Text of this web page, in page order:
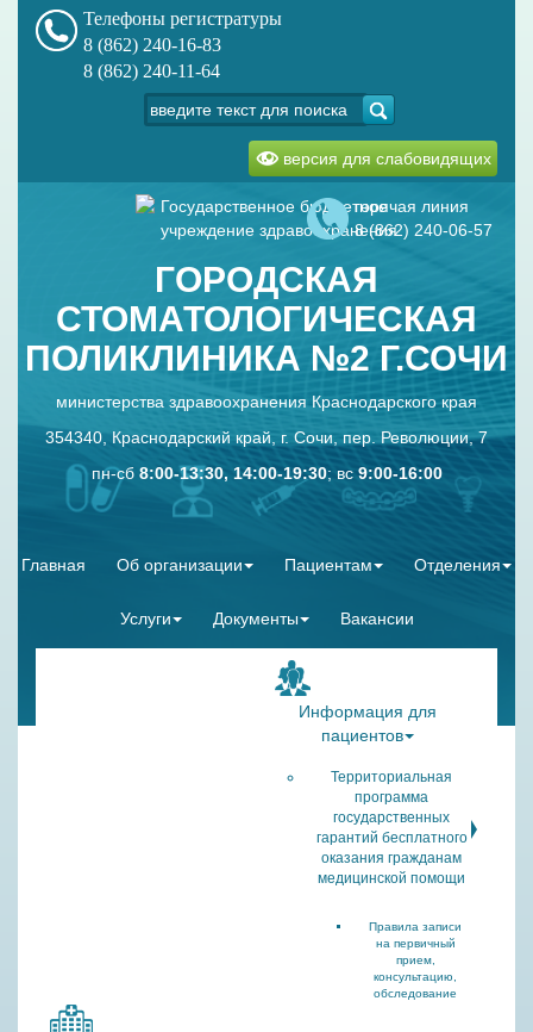
Телефоны регистратуры
8 (862) 240-16-83
8 (862) 240-11-64
версия для слабовидящих
Государственное бюджетное
учреждение здравоохранения
горячая линия
8 (862) 240-06-57
ГОРОДСКАЯ
СТОМАТОЛОГИЧЕСКАЯ
ПОЛИКЛИНИКА №2 Г.СОЧИ
министерства здравоохранения Краснодарского края
354340, Краснодарский край, г. Сочи, пер. Революции, 7
пн-сб 8:00-13:30, 14:00-19:30; вс 9:00-16:00
Главная Об организации Пациентам Отделения
Услуги Документы Вакансии
Информация для
пациентов
Территориальная
программа
государственных
гарантий бесплатного
оказания гражданам
медицинской помощи
Правила записи
на первичный
прием,
консультацию,
обследование